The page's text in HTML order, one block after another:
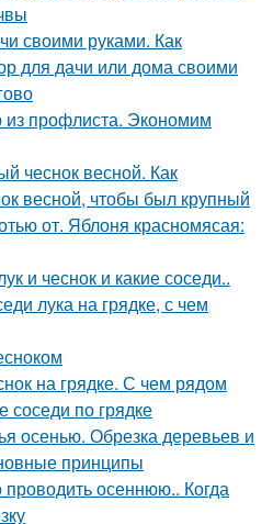
своими руками. Как
для дачи или дома своими
профлиста. Экономим
чеснок весной. Как
весной, чтобы был крупный
от. Яблоня красномясая:
и чеснок и какие соседи..
лука на грядке, с чем
на грядке. С чем рядом
соседи по грядке
осенью. Обрезка деревьев и
принципы
проводить осеннюю.. Когда